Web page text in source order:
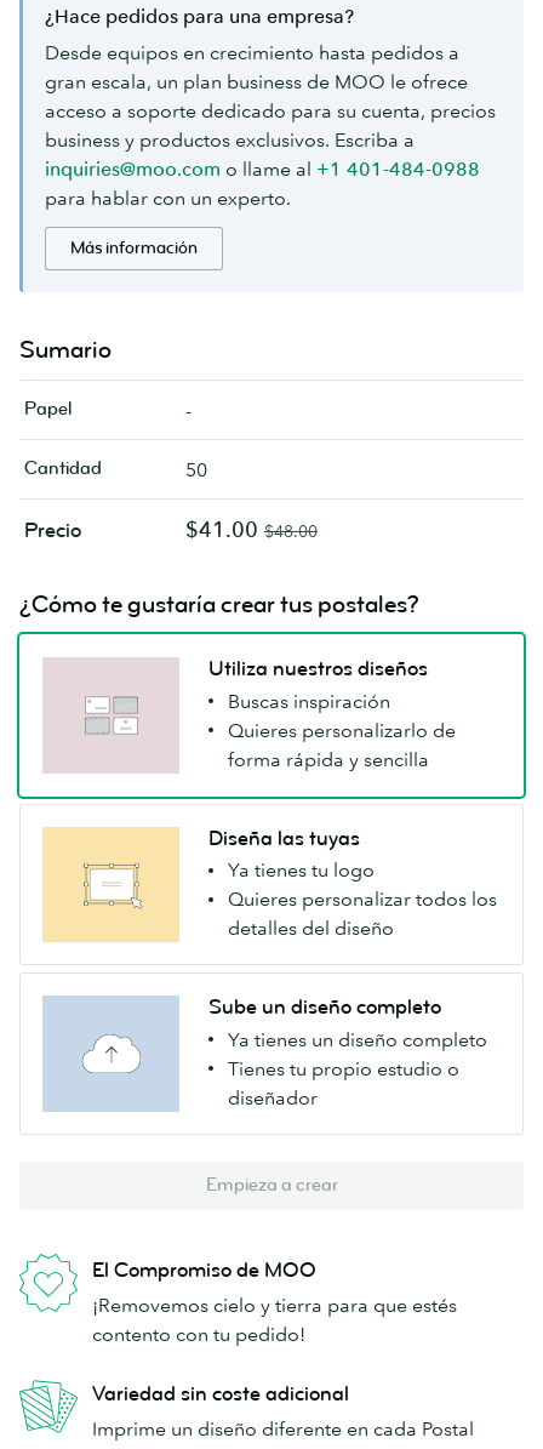
¿Hace pedidos para una empresa?
Desde equipos en crecimiento hasta pedidos a
gran escala, un plan business de MOO le ofrece
acceso a soporte dedicado para su cuenta, precios
business y productos exclusivos. Escriba a
inquiries@moo.com o llame al +1 401-484-0988
para hablar con un experto.
Más información
Sumario
Papel -
Cantidad 50
Precio $41.00 $48.00
¿Cómo te gustaría crear tus postales?
Utiliza nuestros diseños
Buscas inspiración
Quieres personalizarlo de
forma rápida y sencilla
Diseña las tuyas
Ya tienes tu logo
Quieres personalizar todos los
detalles del diseño
Sube un diseño completo
Ya tienes un diseño completo
Tienes tu propio estudio o
diseñador
Empieza a crear
El Compromiso de MOO
¡Removemos cielo y tierra para que estés
contento con tu pedido!
Variedad sin coste adicional
Imprime un diseño diferente en cada Postal